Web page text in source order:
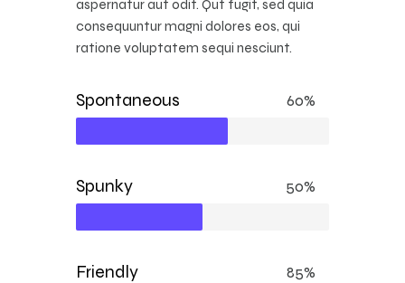
aspernatur aut odit. Qut fugit, sed quia
consequuntur magni dolores eos, qui
ratione voluptatem sequi nesciunt.
Spontaneous 60%
Spunky 50%
Friendly 85%